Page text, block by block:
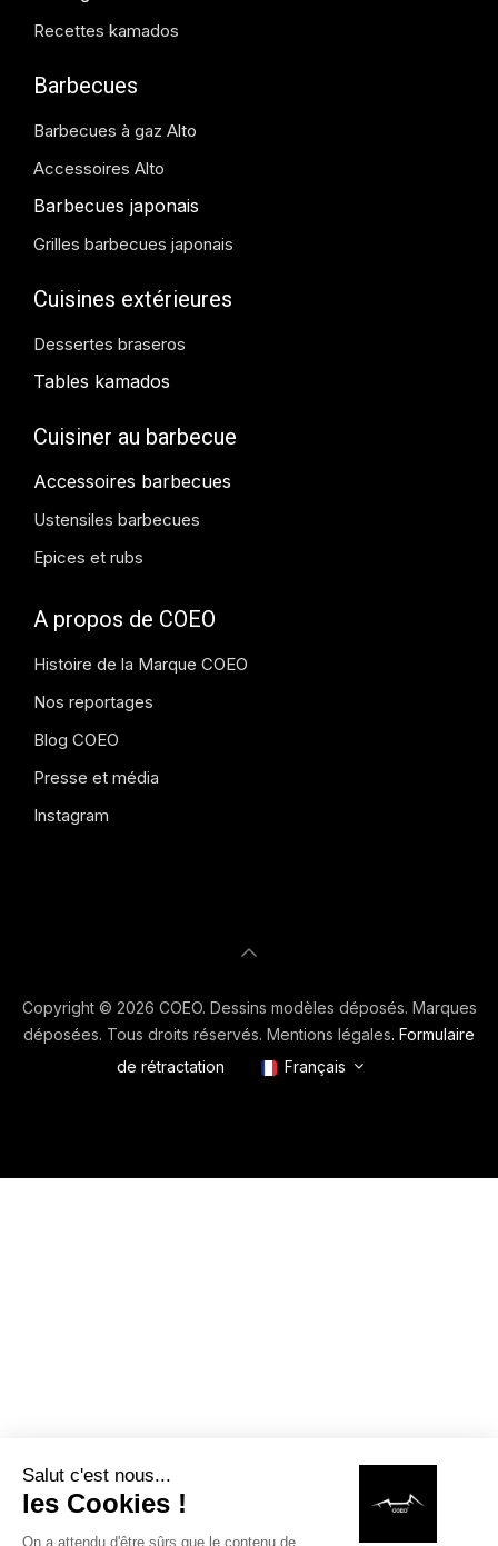
Recettes kamados
Barbecues
Barbecues à gaz Alto
Accessoires Alto
Barbecues japonais
Grilles barbecues japonais
Cuisines extérieures
Dessertes braseros
Tables kamados
Cuisiner au barbecue
Accessoires barbecues
Ustensiles barbecues
Epices et rubs
A propos de COEO
Histoire de la Marque COEO
Nos reportages
Blog COEO
Presse et média
Instagram
Copyright © 2026 COEO. Dessins modèles déposés. Marques
déposées. Tous droits réservés. Mentions légales. Formulaire
de rétractation
Français